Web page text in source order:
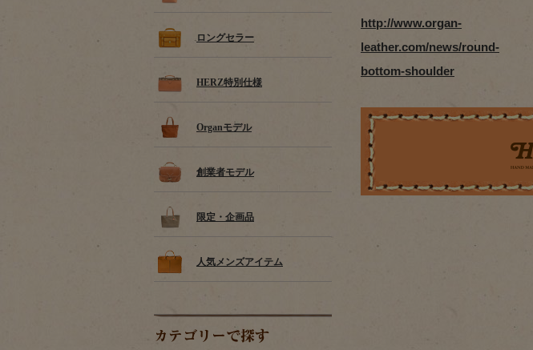
ロングセラー
HERZ特別仕様
Organモデル
創業者モデル
限定・企画品
人気メンズアイテム
カテゴリーで探す
http://www.organ-
leather.com/news/round-
bottom-shoulder